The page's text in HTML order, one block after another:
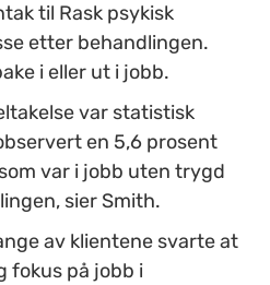
til Rask psykisk
etter behandlingen.
i eller ut i jobb.
var statistisk
en 5,6 prosent
var i jobb uten trygd
sier Smith.
av klientene svarte at
fokus på jobb i